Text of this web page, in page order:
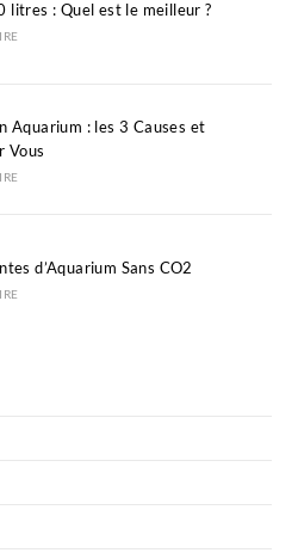
litres : Quel est le meilleur ?
Aquarium : les 3 Causes et
Vous
d’Aquarium Sans CO2